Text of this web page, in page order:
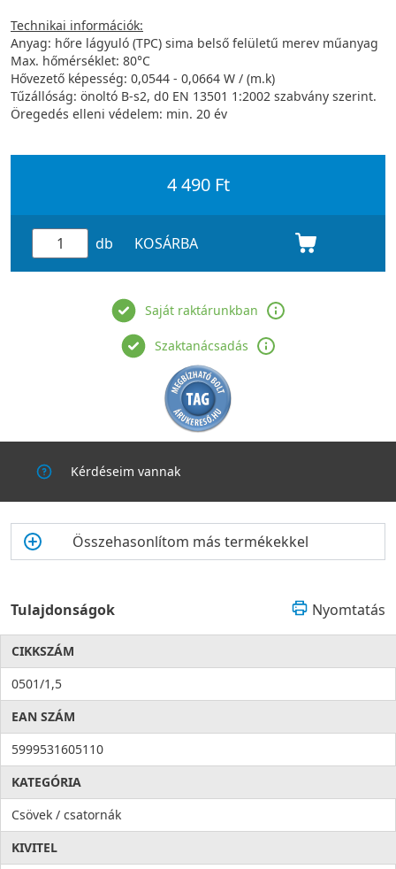
Technikai információk:
Anyag: hőre lágyuló (TPC) sima belső felületű merev műanyag
Max. hőmérséklet: 80°C
Hővezető képesség: 0,0544 - 0,0664 W / (m.k)
Tűzállóság: önoltó B-s2, d0 EN 13501 1:2002 szabvány szerint.
Öregedés elleni védelem: min. 20 év
4 490 Ft
db KOSÁRBA
Saját raktárunkban
Szaktanácsadás
Kérdéseim vannak
Összehasonlítom más termékekkel
Tulajdonságok Nyomtatás
CIKKSZÁM
0501/1,5
EAN SZÁM
5999531605110
KATEGÓRIA
Csövek / csatornák
KIVITEL